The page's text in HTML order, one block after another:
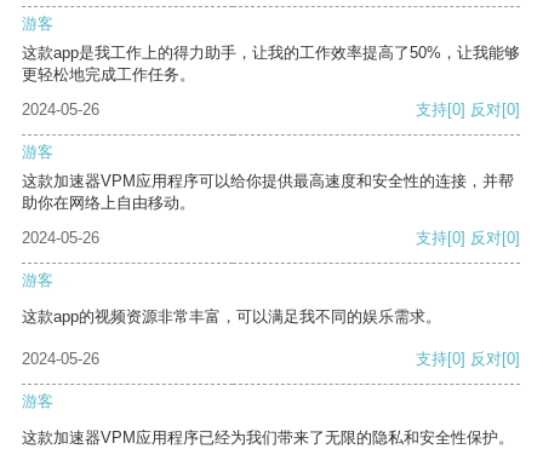
游客
这款app是我工作上的得力助手，让我的工作效率提高了50%，让我能够
更轻松地完成工作任务。
2024-05-26
支持[0] 反对[0]
游客
这款加速器VPM应用程序可以给你提供最高速度和安全性的连接，并帮
助你在网络上自由移动。
2024-05-26
支持[0] 反对[0]
游客
这款app的视频资源非常丰富，可以满足我不同的娱乐需求。
2024-05-26 支持[0] 反对[0]
游客
这款加速器VPM应用程序已经为我们带来了无限的隐私和安全性保护。